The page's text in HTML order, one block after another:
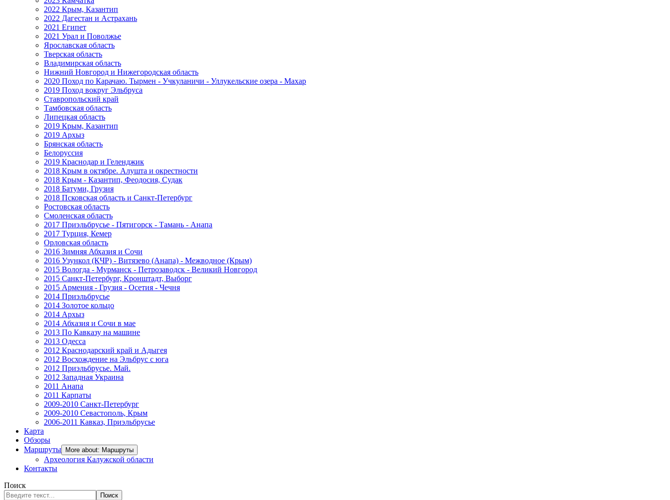
2022 Крым, Казантип
2022 Дагестан и Астрахань
2021 Египет
2021 Урал и Поволжье
Ярославская область
Тверская область
Владимирская область
Нижний Новгород и Нижегородская область
2020 Поход по Карачаю. Тырмен - Учкуланичи - Уллукельские озера - Махар
2019 Поход вокруг Эльбруса
Ставропольский край
Тамбовская область
Липецкая область
2019 Крым, Казантип
2019 Архыз
Брянская область
Белоруссия
2019 Краснодар и Геленджик
2018 Крым в октябре. Алушта и окрестности
2018 Крым - Казантип, Феодосия, Судак
2018 Батуми, Грузия
2018 Псковская область и Санкт-Петербург
Ростовская область
Смоленская область
2017 Приэльбрусье - Пятигорск - Тамань - Анапа
2017 Турция, Кемер
Орловская область
2016 Зимняя Абхазия и Сочи
2016 Узункол (КЧР) - Витязево (Анапа) - Межводное (Крым)
2015 Вологда - Мурманск - Петрозаводск - Великий Новгород
2015 Санкт-Петербург, Кронштадт, Выборг
2015 Армения - Грузия - Осетия - Чечня
2014 Приэльбрусье
2014 Золотое кольцо
2014 Архыз
2014 Абхазия и Сочи в мае
2013 По Кавказу на машине
2013 Одесса
2012 Краснодарский край и Адыгея
2012 Восхождение на Эльбрус с юга
2012 Приэльбрусье. Май.
2012 Западная Украина
2011 Анапа
2011 Карпаты
2009-2010 Санкт-Петербург
2009-2010 Севастополь, Крым
2006-2011 Кавказ, Приэльбрусье
Карта
Обзоры
Маршруты
More about: Маршруты
Археология Калужской области
Контакты
Поиск
Поиск